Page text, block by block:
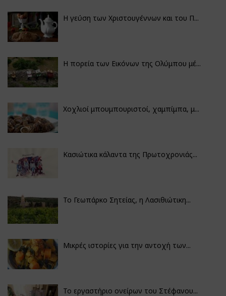
Η γεύση των Χριστουγέννων και του Π...
Η πορεία των Εικόνων της Ολύμπου μέ...
Χοχλιοί μπουμπουριστοί, χαμπίμπα, μ...
Κασιώτικα κάλαντα της Πρωτοχρονιάς...
Το Γεωπάρκο Σητείας, η Λασιθιώτικη...
Μικρές ιστορίες για την αντοχή των...
Το εργαστήριο ονείρων του Στέφανου...